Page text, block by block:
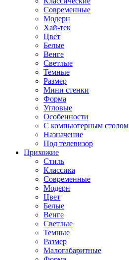
Современные
Модерн
Хай-тек
Цвет
Белые
Венге
Светлые
Темные
Размер
Мини стенки
Форма
Угловые
Особенности
С компьютерным столом
Назначение
Под телевизор
Прихожие
Стиль
Классика
Современные
Модерн
Цвет
Белые
Венге
Светлые
Темные
Размер
Малогабаритные